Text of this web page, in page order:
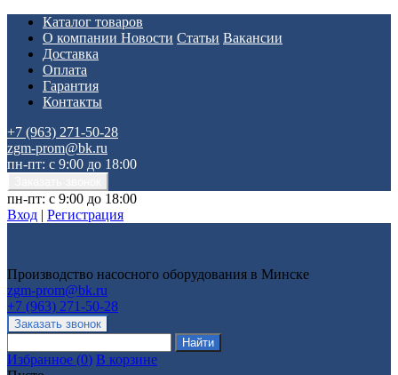
Каталог товаров
О компании Новости Статьи Вакансии
Доставка
Оплата
Гарантия
Контакты
+7 (963) 271-50-28
zgm-prom@bk.ru
пн-пт: с 9:00 до 18:00
пн-пт: с 9:00 до 18:00
Вход | Регистрация
Производство насосного оборудования в Минске
zgm-prom@bk.ru
+7 (963) 271-50-28
Избранное (0) В корзине